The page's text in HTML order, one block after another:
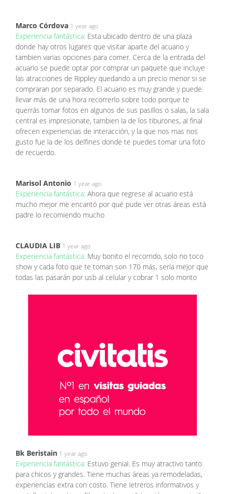
Marco Córdova 1 year ago
Experiencia fantástica: Esta ubicado dentro de una plaza
donde hay otros lugares que visitar aparte del acuario y
tambien varias opciones para comer. Cerca de la entrada del
acuario se puede optar por comprar un paquete que incluye
las atracciones de Rippley quedando a un precio menor si se
compraran por separado. El acuario es muy grande y puede
llevar más de una hora recorrerlo sobre todo porque te
querrás tomar fotos en algunos de sus pasillos o salas, la sala
central es impresionate, tambien la de los tiburones, al final
ofrecen experiencias de interacción, y la que nos mas nos
gusto fue la de los delfines donde te puedes tomar una foto
de recuerdo.
Marisol Antonio 1 year ago
Experiencia fantástica: Ahora que regrese al acuario está
mucho mejor me encantó por qué pude ver otras áreas está
padre lo recomiendo mucho
CLAUDIA LIB 1 year ago
Experiencia fantástica: Muy bonito el recorrido, solo no toco
show y cada foto que te toman son 170 más, sería mejor que
todas las pasarán por usb al celular y cobrar 1 solo monto
Bk Beristain 1 year ago
Experiencia fantástica: Estuvo genial. Es muy atractivo tanto
para chicos y grandes. Tiene muchas áreas ya remodeladas,
experiencias extra con costo. Tiene letreros informativos y